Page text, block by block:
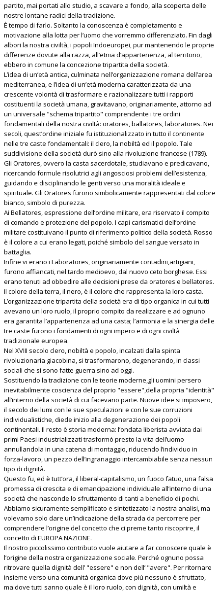
partito, mai portati allo studio, a scavare a fondo, alla scoperta delle
nostre lontane radici della tradizione.
È tempo di farlo. Soltanto la conoscenza è completamento e
motivazione alla lotta per l’uomo che vorremmo differenziato. Fin dagli
albori la nostra civiltà, i popoli Indoeuropei, pur mantenendo le proprie
differenze dovute alla razza, all’etnia d’appartenenza, al territorio,
ebbero in comune la concezione tripartita della società.
L’idea di un’età antica, culminata nell’organizzazione romana dell’area
mediterranea, e l’idea di un’età moderna caratterizzata da una
crescente volontà di trasformare e razionalizzare tutti i rapporti
costituenti la società umana, gravitavano, originariamente, attorno ad
un universale "schema tripartito" comprendente i tre ordini
fondamentali della nostra civiltà: oratores, ballatores, laboratores. Nei
secoli, quest’ordine iniziale fu istituzionalizzato in tutto il continente
nelle tre caste fondamentali: il clero, la nobiltà ed il popolo. Tale
suddivisione della società durò sino alla rivoluzione francese (1789).
Gli Oratores, ovvero la casta sacerdotale, studiavano e predicavano,
ricercando formule risolutrici agli angosciosi problemi dell’esistenza,
guidando e disciplinando le genti verso una moralità ideale e
spirituale. Gli Oratores furono simbolicamente rappresentati dal colore
bianco, simbolo di purezza.
Ai Bellatores, espressione dell’ordine militare, era riservato il compito
di comando e protezione del popolo. I capi carismatici dell’ordine
militare costituivano il punto di riferimento politico della società. Rosso
è il colore a cui erano legati, poiché simbolo del sangue versato in
battaglia.
Infine vi erano i Laboratores, originariamente contadini,artigiani,
furono affiancati, nel tardo medioevo, dal nuovo ceto borghese. Essi
erano tenuti ad obbedire alle decisioni prese da oratores e bellatores.
Il colore della terra, il nero, è il colore che rappresenta la loro casta.
L’organizzazione tripartita della società era di tipo organica in cui tutti
avevano un loro ruolo, il proprio compito da realizzare e ad ognuno
era garantita l’appartenenza ad una casta; l’armonia e la sinergia delle
tre caste furono i fondamenti di ogni impero e di ogni civiltà
tradizionale europea.
Nel XVIII secolo clero, nobiltà e popolo, incalzati dalla spinta
rivoluzionaria giacobina, si trasformarono, degenerando, in classi
sociali che si sono fatte guerra sino ad oggi.
Sostituendo la tradizione con le teorie moderne,gli uomini persero
inevitabilmente coscienza del proprio "essere",della propria "identità"
all’interno della società di cui facevano parte. Nuove idee si imposero,
il secolo dei lumi con le sue speculazioni e con le sue corruzioni
individualistiche, diede inizio alla degenerazione dei popoli
continentali. Il resto è storia moderna: l’ondata liberista avviata dai
primi Paesi industrializzati trasformò presto la vita dell’uomo
annullandola in una catena di montaggio, riducendo l’individuo in
forza-lavoro, un pezzo dell’ingranaggio intercambiabile senza nessun
tipo di dignità.
Questo fu, ed è tutt’ora, il liberal-capitalismo, un fuoco fatuo, una falsa
promessa di crescita e di emancipazione individuale all’interno di una
società che nasconde lo sfruttamento di tanti a beneficio di pochi.
Abbiamo sicuramente semplificato e sintetizzato la nostra analisi, ma
volevamo solo dare un’indicazione della strada da percorrere per
comprendere l’origine del concetto che ci preme tanto riscoprire, il
concetto di EUROPA NAZIONE.
Il nostro piccolissimo contributo vuole aiutare a far conoscere quale è
l’origine della nostra organizzazione sociale. Perché ognuno possa
ritrovare quella dignità dell’ "essere" e non dell’ "avere". Per ritornare
insieme verso una comunità organica dove più nessuno è sfruttato,
ma dove tutti sanno quale è il loro ruolo, con dignità, con umiltà e